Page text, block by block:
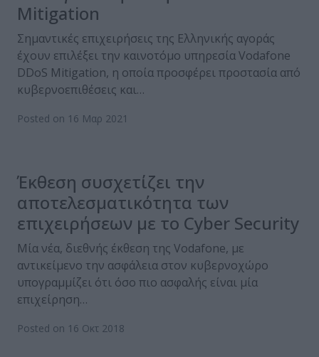
Mitigation
Σημαντικές επιχειρήσεις της Ελληνικής αγοράς
έχουν επιλέξει την καινοτόμο υπηρεσία Vodafone
DDoS Mitigation, η οποία προσφέρει προστασία από
κυβερνοεπιθέσεις και…
Posted on 16 Μαρ 2021
Έκθεση συσχετίζει την
αποτελεσματικότητα των
επιχειρήσεων με το Cyber Security
Μία νέα, διεθνής έκθεση της Vodafone, με
αντικείμενο την ασφάλεια στον κυβερνοχώρο
υπογραμμίζει ότι όσο πιο ασφαλής είναι μία
επιχείρηση…
Posted on 16 Οκτ 2018